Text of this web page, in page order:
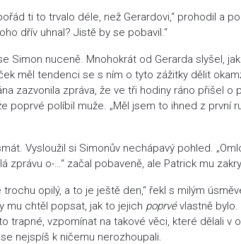
ti to trvalo déle, než Gerardovi,“ prohodil a
dřív uhnal? Jistě by se pobavil.“
se Simon nuceně. Mnohokrát od Gerarda slyšel,
měl tendenci se s ním o tyto zážitky dělit
zazvonila zpráva, že ve tři hodiny ráno přišel
poprvé políbil muže. „Měl jsem to ihned z první
Vysloužil si Simonův nechápavý pohled.
zprávu o-…“ začal pobaveně, ale Patrick mu
trochu opilý, a to je ještě den,“ řekl s milým
mu chtěl popsat, jak to jejich poprvévlastně
trapné, vzpomínat na takové věci, které dělali v
nejspíš k ničemu nerozhoupali.